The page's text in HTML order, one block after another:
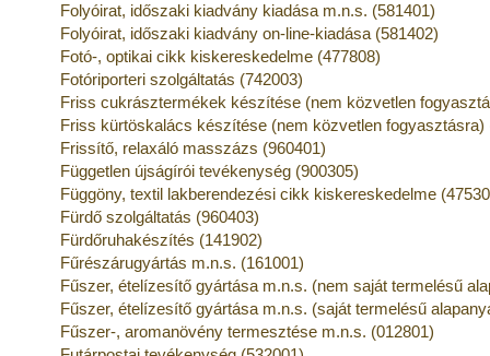
Folyóirat, időszaki kiadvány kiadása m.n.s. (581401)
Folyóirat, időszaki kiadvány on-line-kiadása (581402)
Fotó-, optikai cikk kiskereskedelme (477808)
Fotóriporteri szolgáltatás (742003)
Friss cukrásztermékek készítése (nem közvetlen
Friss kürtöskalács készítése (nem közvetlen fogyasztásra)
Frissítő, relaxáló masszázs (960401)
Független újságírói tevékenység (900305)
Függöny, textil lakberendezési cikk kiskereskedelme
Fürdő szolgáltatás (960403)
Fürdőruhakészítés (141902)
Fűrészárugyártás m.n.s. (161001)
Fűszer, ételízesítő gyártása m.n.s. (nem saját termelésű
Fűszer, ételízesítő gyártása m.n.s. (saját termelésű
Fűszer-, aromanövény termesztése m.n.s. (012801)